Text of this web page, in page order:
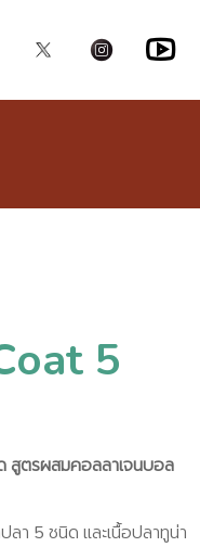
5
สูตรผสมคอลลาเจนบอล
ลา 5 ชนิด และเนื้อปลาทูน่า